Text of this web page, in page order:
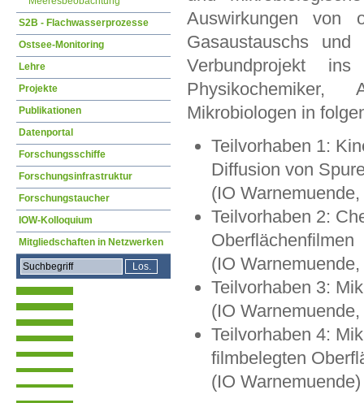
Auswirkungen von
Gasaustauschs
Verbundprojekt
Physikochemiker,
Mikrobiologen in
Teilvorhaben 1:
Diffusion von
(IO
Teilvorhaben 2:
Oberflächenfilmen
(IO
Teilvorhaben 3:
(IO
Teilvorhaben 4:
filmbelegten
(IO Warnemuende)
S2B - Flachwasserprozesse
Ostsee-Monitoring
Lehre
Projekte
Publikationen
Datenportal
Forschungsschiffe
Forschungsinfrastruktur
Forschungstaucher
IOW-Kolloquium
Mitgliedschaften in Netzwerken